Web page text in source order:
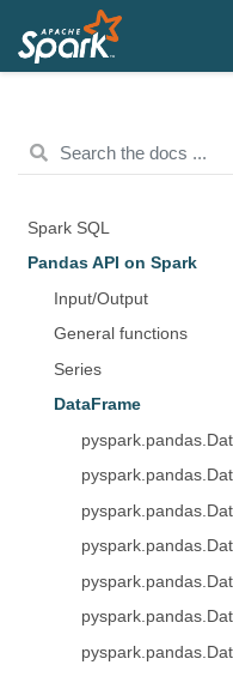
Spark SQL
Pandas API on Spark
Input/Output
General functions
Series
DataFrame